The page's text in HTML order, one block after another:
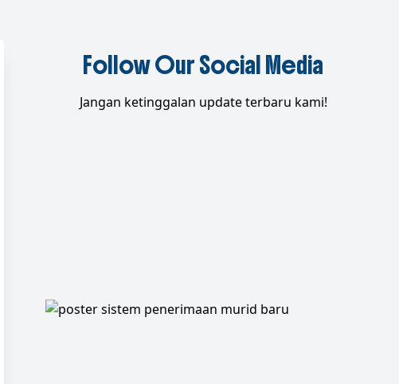
Follow Our Social Media
Jangan ketinggalan update terbaru kami!